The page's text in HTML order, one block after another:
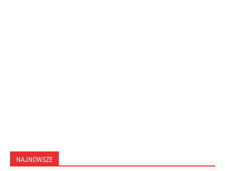
NAJNOWSZE